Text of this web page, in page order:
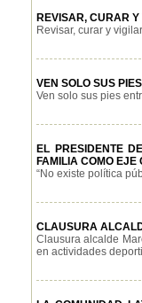
REVISAR, CURAR
Revisar, curar y
VEN SOLO SUS
Ven solo sus pies
EL PRESIDENTE
FAMILIA COMO
“No existe política
CLAUSURA
Clausura alcalde
en actividades